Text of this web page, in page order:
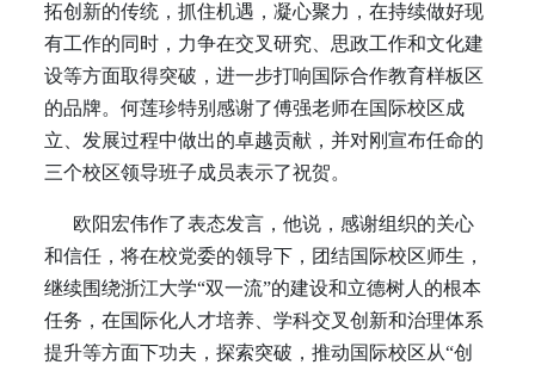
拓创新的传统，抓住机遇，凝心聚力，在持续做好现
有工作的同时，力争在交叉研究、思政工作和文化建
设等方面取得突破，进一步打响国际合作教育样板区
的品牌。何莲珍特别感谢了傅强老师在国际校区成
立、发展过程中做出的卓越贡献，并对刚宣布任命的
三个校区领导班子成员表示了祝贺。
欧阳宏伟作了表态发言，他说，感谢组织的关心
和信任，将在校党委的领导下，团结国际校区师生，
继续围绕浙江大学“双一流”的建设和立德树人的根本
任务，在国际化人才培养、学科交叉创新和治理体系
提升等方面下功夫，探索突破，推动国际校区从“创